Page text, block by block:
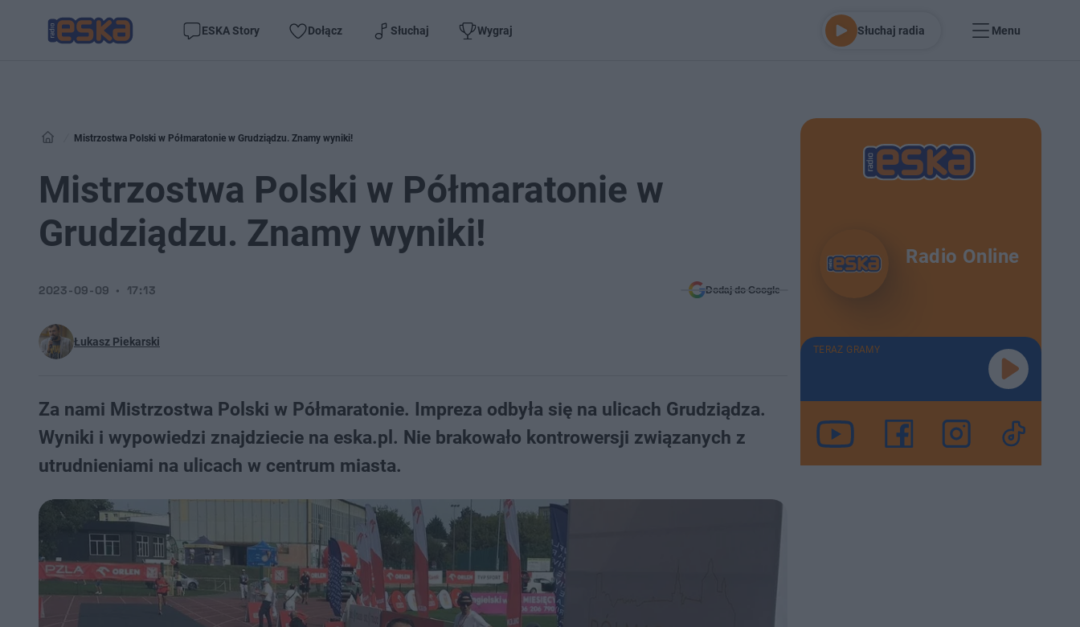
ESKA Story Dołącz Słuchaj Wygraj Słuchaj radia Menu
Mistrzostwa Polski w Półmaratonie w Grudziądzu. Znamy wyniki!
Mistrzostwa Polski w Półmaratonie w
Grudziądzu. Znamy wyniki!
Łukasz Piekarski
2023-09-09 17:13 Dodaj do Google
Za nami Mistrzostwa Polski w Półmaratonie. Impreza odbyła się na ulicach Grudziądza.
Wyniki i wypowiedzi znajdziecie na eska.pl. Nie brakowało kontrowersji związanych z
utrudnieniami na ulicach w centrum miasta.
Radio Online
TERAZ GRAMY